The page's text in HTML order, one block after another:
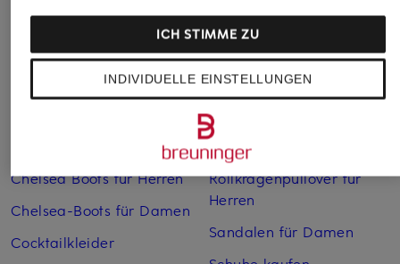
Anzüge für Herren
Bikinis Damen
Boots für Damen
Cabanjacken für Damen
Chelsea Boots für Herren
Chelsea-Boots für Damen
Cocktailkleider
Lange Ballkleider
Lederjacken für Damen
Mäntel für Damen
Parkas für Herren
Pullover für Damen
Rollkragenpullover für
Herren
Sandalen für Damen
INDIVIDUELLE EINSTELLUNGEN
ICH STIMME ZU